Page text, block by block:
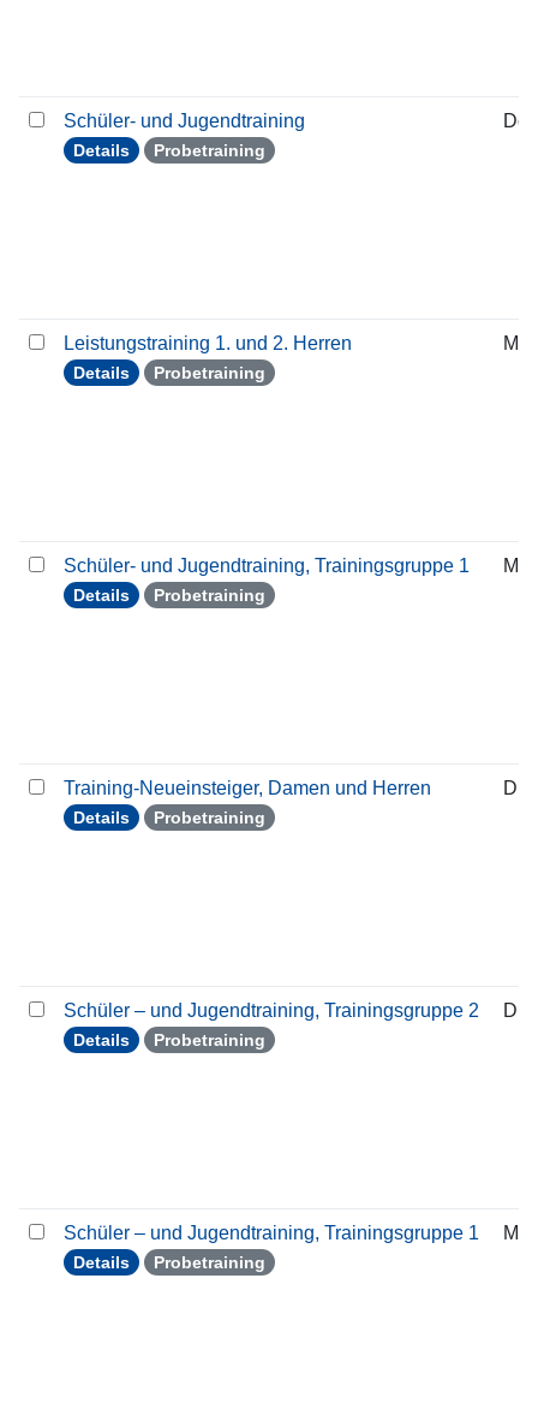
Schüler- und Jugendtraining
Details Probetraining
Leistungstraining 1. und 2. Herren
Details Probetraining
Schüler- und Jugendtraining, Trainingsgruppe 1
Details Probetraining
Training-Neueinsteiger, Damen und Herren
Details Probetraining
Schüler – und Jugendtraining, Trainingsgruppe 2
Details Probetraining
Schüler – und Jugendtraining, Trainingsgruppe 1
Details Probetraining